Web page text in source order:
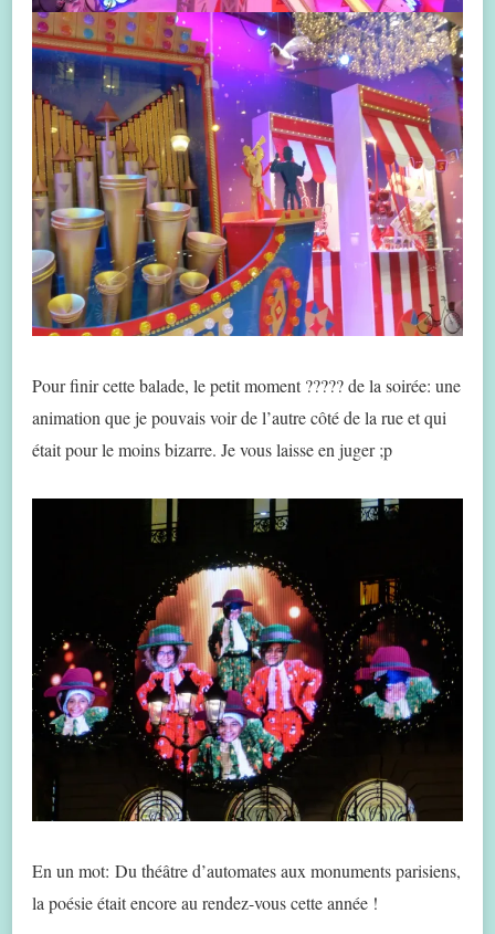
Pour finir cette balade, le petit moment ????? de la soirée: une
animation que je pouvais voir de l’autre côté de la rue et qui
était pour le moins bizarre. Je vous laisse en juger ;p
En un mot: Du théâtre d’automates aux monuments parisiens,
la poésie était encore au rendez-vous cette année !